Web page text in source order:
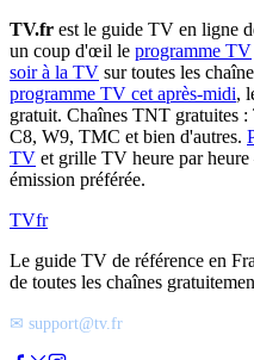
TV.fr est le guide TV en ligne
un coup d'œil le programme TV
soir à la TV sur toutes les
programme TV cet après-midi,
gratuit. Chaînes TNT gratuites
C8, W9, TMC et bien d'autres.
TV et grille TV heure par
émission préférée.
TVfr
Le guide TV de référence en
de toutes les chaînes
✉ support@tv.fr